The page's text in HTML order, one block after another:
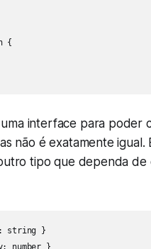
{
interface para poder
não é exatamente igual.
tipo que dependa
string }